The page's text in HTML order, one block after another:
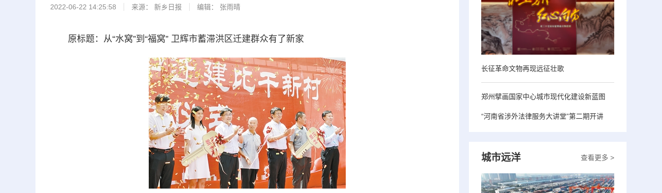
2022-06-22 14:25:58 来源： 新乡日报 编辑： 张雨晴
原标题：从“水窝”到“福窝” 卫辉市蓄滞洪区迁建群众有了新家
长征革命文物再现远征壮歌
郑州擘画国家中心城市现代化建设新蓝图
“河南省涉外法律服务大讲堂”第二期开讲
查看更多 >
城市远洋